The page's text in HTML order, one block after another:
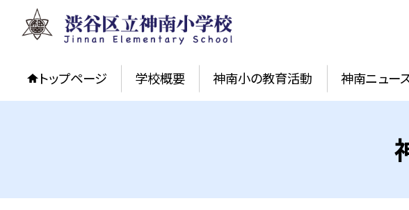
トップページ 学校概要 神南小の教育活動 神南ニュー